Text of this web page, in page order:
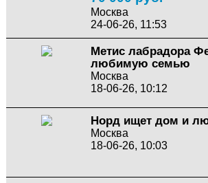
Москва
24-06-26, 11:53
Метис лабрадора
любимую семью
Москва
18-06-26, 10:12
Норд ищет дом и
Москва
18-06-26, 10:03